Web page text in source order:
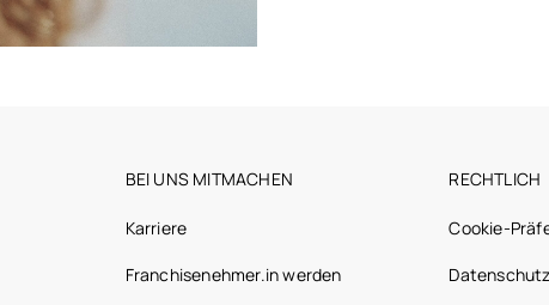
BEI UNS MITMACHEN
Karriere
Franchisenehmer.in werden
RECHTLICH
Cookie-